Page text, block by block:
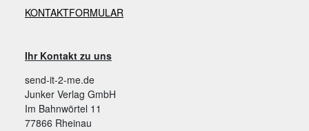
KONTAKTFORMULAR
Ihr Kontakt zu uns
send-it-2-me.de
Junker Verlag GmbH
Im Bahnwörtel 11
77866 Rheinau